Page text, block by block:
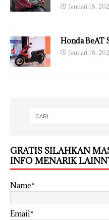
Januari 18,
Honda BeAT
Januari 18,
GRATIS SILAHKAN
INFO MENARIK
Name*
Email*